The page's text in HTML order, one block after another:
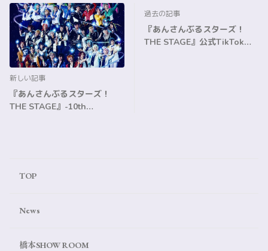
新しい記事
『あんさんぶるスターズ！
THE STAGE』-10th
過去の記事
『あんさんぶるスターズ！
THE STAGE』公式TikTok≪
TOP
News
橋本SHOW ROOM